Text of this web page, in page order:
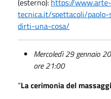
(esterno): https://
tecnica.it/spettacoli/
dirti-una-cosa/
Mercoledì 29 gennaio
ore 21:00
“La cerimonia del